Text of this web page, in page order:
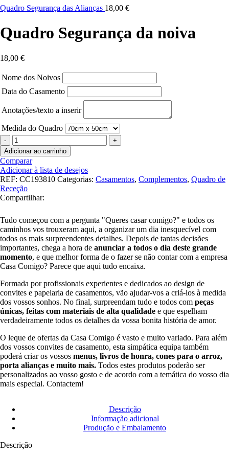
Quadro Segurança das Alianças 18,00 €
Quadro Segurança da noiva
18,00 €
Nome dos Noivos
Data do Casamento
Anotações/texto a inserir
Medida do Quadro
Quantidade
de
Quadro
Segurança
da
noiva
Adicionar ao carrinho
Comparar
Adicionar à lista de desejos
REF: CC193810 Categorias: Casamentos, Complementos, Quadro de
Receção
Compartilhar:
Tudo começou com a pergunta "Queres casar comigo?" e todos os
caminhos vos trouxeram aqui, a organizar um dia inesquecível com
todos os mais surpreendentes detalhes. Depois de tantas decisões
importantes, chega a hora de anunciar a todos o dia deste grande
momento, e que melhor forma de o fazer se não contar com a empresa
Casa Comigo? Parece que aqui tudo encaixa.
Formada por profissionais experientes e dedicados ao design de
convites e papelaria de casamentos, vão ajudar-vos a criá-los à medida
dos vossos sonhos. No final, surpreendam tudo e todos com peças
únicas, feitas com materiais de alta qualidade e que espelham
verdadeiramente todos os detalhes da vossa bonita história de amor.
O leque de ofertas da Casa Comigo é vasto e muito variado. Para além
dos vossos convites de casamento, esta simpática equipa também
poderá criar os vossos menus, livros de honra, cones para o arroz,
porta alianças e muito mais. Todos estes produtos poderão ser
personalizados ao vosso gosto e de acordo com a temática do vosso dia
mais especial. Contactem!
Descrição
Informação adicional
Produção e Embalamento
Descrição